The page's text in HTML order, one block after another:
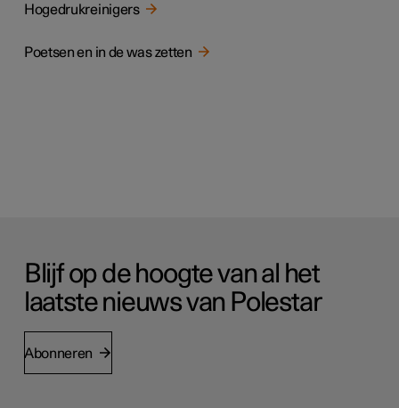
Hogedrukreinigers
Poetsen en in de was zetten
Blijf op de hoogte van al het
laatste nieuws van Polestar
Abonneren